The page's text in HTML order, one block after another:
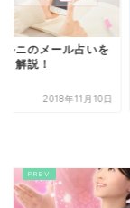
ルニのメール占いを
く解説！
2018年11月10日